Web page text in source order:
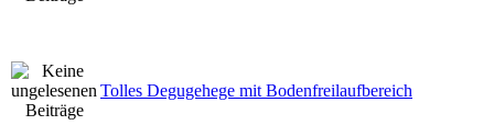
Tolles Degugehege mit Bodenfreilaufbereich